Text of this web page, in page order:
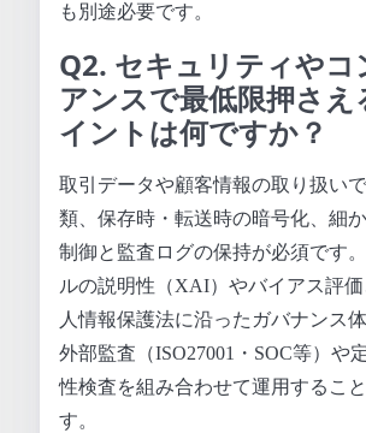
も別途必要です。
Q2. セキュリティやコ
アンスで最低限押さ
イントは何ですか？
取引データや顧客情報の取り扱い
類、保存時・転送時の暗号化、細
制御と監査ログの保持が必須です
ルの説明性（XAI）やバイアス評
人情報保護法に沿ったガバナンス体
外部監査（ISO27001・SOC等）や
性検査を組み合わせて運用するこ
す。